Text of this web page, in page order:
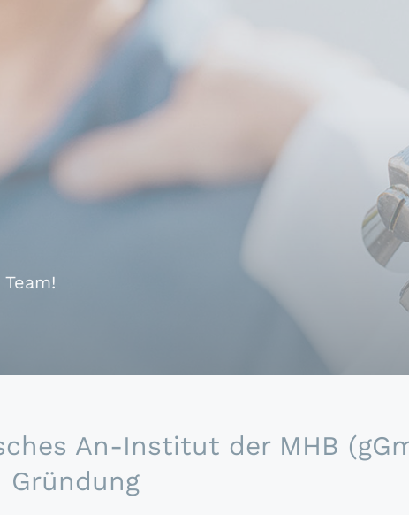
An-Institut der MHB
Gründung